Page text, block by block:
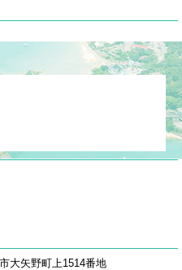
大矢野町上1514番地